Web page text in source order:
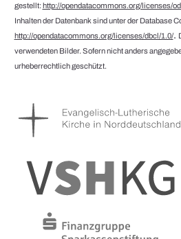
gestellt:http://opendatacommons.org/licenses/
Inhalten der Datenbank sind unter der Database
http://opendatacommons.org/licenses/dbcl/1.0/.
verwendeten Bilder. Sofern nicht anders
urheberrechtlich geschützt.